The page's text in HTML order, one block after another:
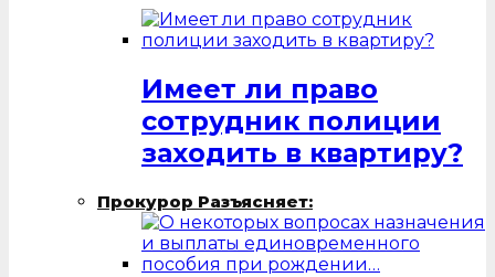
Имеет ли право
сотрудник полиции
заходить в квартиру?
Прокурор Разъясняет: